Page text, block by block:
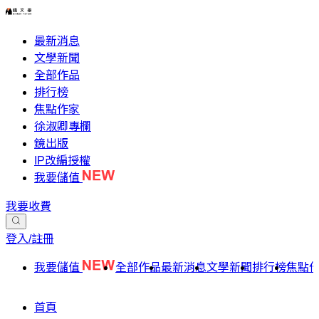
最新消息
文學新聞
全部作品
排行榜
焦點作家
徐淑卿專欄
鏡出版
IP改編授權
我要儲值
我要收費
登入/註冊
我要儲值 全部作品最新消息文學新聞排行榜焦點
首頁